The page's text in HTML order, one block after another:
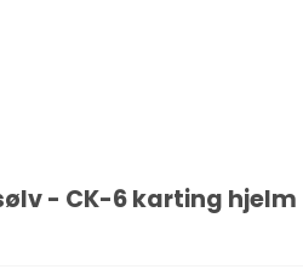
- CK-6 karting hjelm